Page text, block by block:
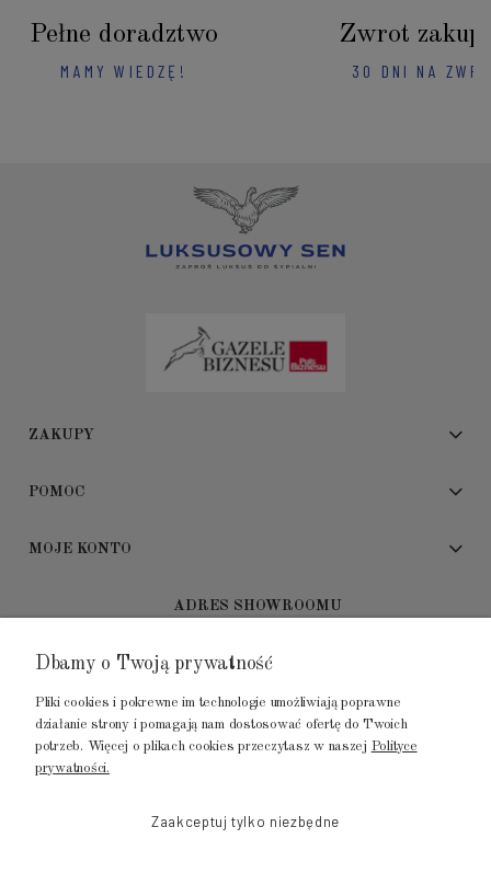
Pełne doradztwo
MAMY WIEDZĘ!
Zwrot
30 DNI NA
ZAKUPY
POMOC
MOJE KONTO
ADRES SHOWROOMU
GALERIA METROPOLIA
ul. Jana Kilińskiego 4
80-452 Gdańsk
Dbamy o Twoją prywatność
Pliki cookies i pokrewne im technologie umożliwiają poprawne
działanie strony i pomagają nam dostosować ofertę do Twoich
potrzeb. Więcej o plikach cookies przeczytasz w naszej Polityce
prywatności.
Zaakceptuj tylko niezbędne